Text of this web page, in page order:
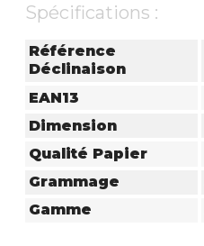
Spécifications :
Référence
Déclinaison
EAN13
Dimension
Qualité Papier
Grammage
Gamme